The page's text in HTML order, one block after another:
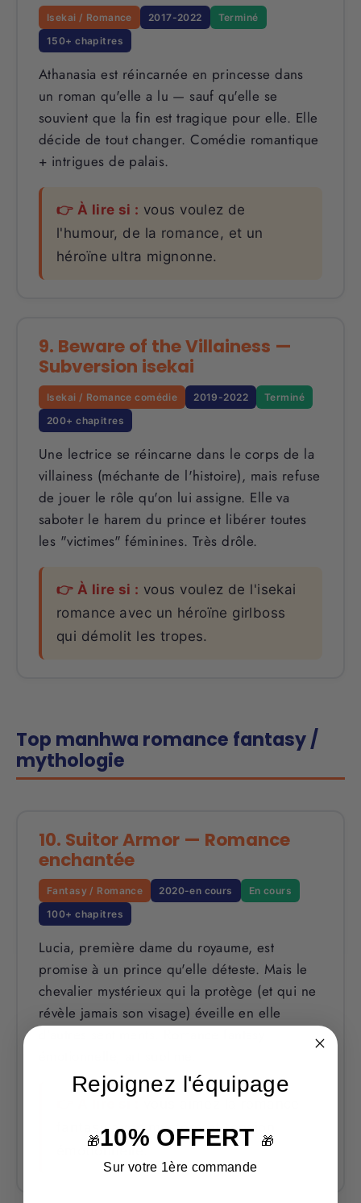
Isekai / Romance 2017-2022
Terminé
150+ chapitres
Athanasia est réincarnée en princesse dans
un roman qu'elle a lu — sauf qu'elle se
souvient que la fin est tragique pour elle. Elle
décide de tout changer. Comédie romantique
+ intrigues de palais.
👉 À lire si : vous voulez de
l'humour, de la romance, et un
héroïne ultra mignonne.
9. Beware of the Villainess —
Subversion isekai
Isekai / Romance comédie 2019-2022
Terminé
200+ chapitres
Une lectrice se réincarne dans le corps de la
villainess (méchante de l'histoire), mais refuse
de jouer le rôle qu'on lui assigne. Elle va
saboter le harem du prince et libérer toutes
les "victimes" féminines. Très drôle.
👉 À lire si : vous voulez de l'isekai
romance avec un héroïne girlboss
qui démolit les tropes.
Top manhwa romance fantasy /
mythologie
10. Suitor Armor — Romance
enchantée
Fantasy / Romance 2020-en cours
En cours
100+ chapitres
Lucia, première dame du royaume, est
promise à un prince qu'elle déteste. Mais le
chevalier mystérieux qui la protège (et qui ne
révèle jamais son visage) éveille en elle
fantasy avec mystère et tension
émotionnelle.
Rejoignez l'équipage
🎁10% OFFERT 🎁
Sur votre 1ère commande